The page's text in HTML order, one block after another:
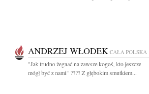
ANDRZEJ WŁODEK CAŁA POLSKA
"Jak trudno żegnać na zawsze kogoś, kto jeszcze
mógł być z nami" ???? Z głębokim smutkiem...